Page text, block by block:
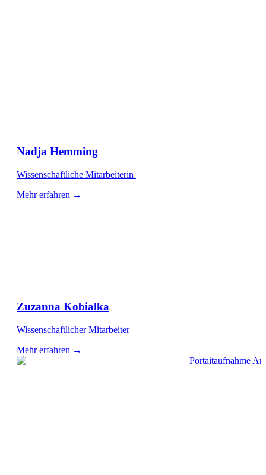
Nadja Hemming
Wissenschaftliche Mitarbeiterin
Mehr erfahren →
Zuzanna Kobialka
Wissenschaftlicher Mitarbeiter
Mehr erfahren →